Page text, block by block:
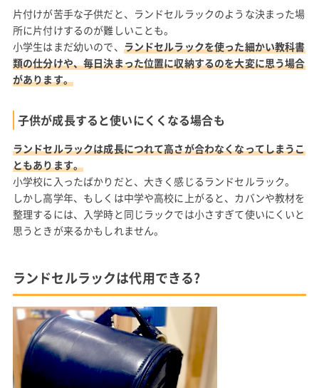
片付けが苦手な子供だと、ランドセルラックのような決まった場
所に片付けするのが難しいことも。
小学生はまだ幼いので、 ランドセルラックを使った細かい教科書
類の仕分けや、毎日決まった位置に収納するのを大変に思う場合
があります。
子供が成長すると使いにくくなる場合も
ランドセルラックは成長につれて高さが合わなくなってしまうこ
ともあります。
小学校に入ったばかりだと、大きく感じるランドセルラック。
しかし高学年、もしくは中学や高校に上がると、カバンや教材を
整理するには、入学時と同じラックでは小さすぎて使いにくいと
思うときが来るかもしれません。
ランドセルラックは代用できる?